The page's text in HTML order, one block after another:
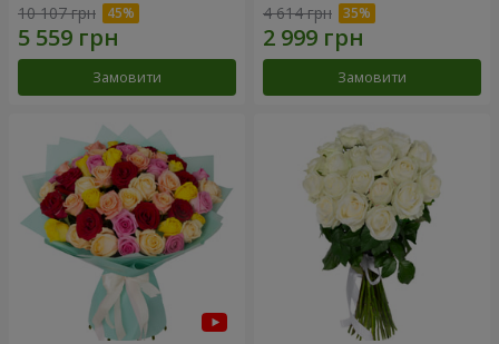
10 107 грн
Замовити
4 614 грн
Замовити